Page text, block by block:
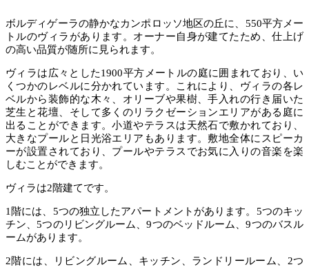
ボルディゲーラの静かなカンポロッソ地区の丘に、550平方メー
トルのヴィラがあります。オーナー自身が建てたため、仕上げ
の高い品質が随所に見られます。
ヴィラは広々とした1900平方メートルの庭に囲まれており、い
くつかのレベルに分かれています。これにより、ヴィラの各レ
ベルから装飾的な木々、オリーブや果樹、手入れの行き届いた
芝生と花壇、そして多くのリラクゼーションエリアがある庭に
出ることができます。小道やテラスは天然石で敷かれており、
大きなプールと日光浴エリアもあります。敷地全体にスピーカ
ーが設置されており、プールやテラスでお気に入りの音楽を楽
しむことができます。
ヴィラは2階建てです。
1階には、5つの独立したアパートメントがあります。5つのキッ
チン、5つのリビングルーム、9つのベッドルーム、9つのバスル
ームがあります。
2階には、リビングルーム、キッチン、ランドリールーム、2つ